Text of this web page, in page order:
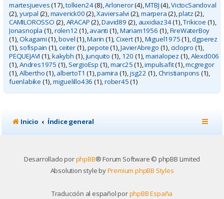
martesjueves(17),tolkien24(8),Arloneror(4),MTBJ(4),VictocSandoval
(2),yurpal (2),maverick00(2),Xaviersalvi (2),marpera(2),platz(2),
CAMILOROSSO (2),ARACAP(2),David89 (2), auxidiaz34(1),Trikicoe (1),
Jonasnopla (1),rolen12(1),avanti (1),Mariam1956 (1),FireWaterBoy
(1),Okagami(1),bovel(1),Marin (1),Cixert(1),Miguel1975(1),dgperez
(1), sofispain (1),ceiter(1),pepote(1),JavierAbrego (1),ciclopro (1),
PEQUEJAVI (1),kakybh (1),junquito (1), 120 (1),marialopez (1),Alexd006
(1),Andres1975 (1), SergioEsp (1),marc25(1),impulsafit(1),mcgregor
(1),Albertho(1),albertoT1 (1),pamira (1),jsg22 (1),Christianpons (1),
fuenlabike (1),miguelillo436 (1),rober45(1)
Inicio Índice general
Desarrollado porphpBB® Forum Software © phpBB Limited
Absolution style byPremium phpBB Styles
Traducción al español porphpBB España